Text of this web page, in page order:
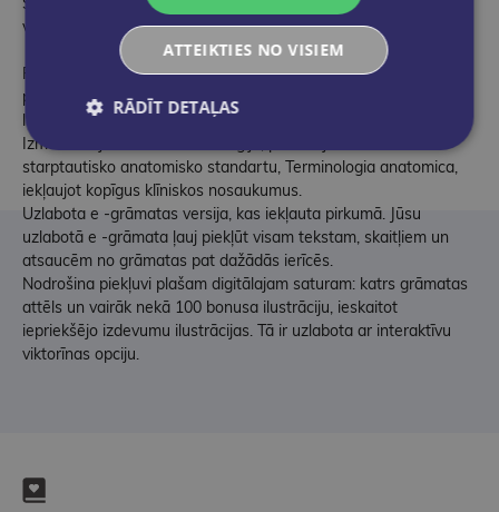
vai grūti saprotamas lietas.
Piedāvā jaunus nervu galdus, kas veltīti galvaskausa nerviem,
pinuma, dzemdes kakla, plexus brachialis un plexus
lumbosacralis.
Izmanto atjauninātu terminoloģiju, pamatojoties uz
starptautisko anatomisko standartu, Terminologia anatomica,
iekļaujot kopīgus klīniskos nosaukumus.
Uzlabota e -grāmatas versija, kas iekļauta pirkumā. Jūsu
uzlabotā e -grāmata ļauj piekļūt visam tekstam, skaitļiem un
atsaucēm no grāmatas pat dažādās ierīcēs.
Nodrošina piekļuvi plašam digitālajam saturam: katrs grāmatas
attēls un vairāk nekā 100 bonusa ilustrāciju, ieskaitot
iepriekšējo izdevumu ilustrācijas. Tā ir uzlabota ar interaktīvu
viktorīnas opciju.
ATTEIKTIES NO VISIEM
RĀDĪT DETAĻAS